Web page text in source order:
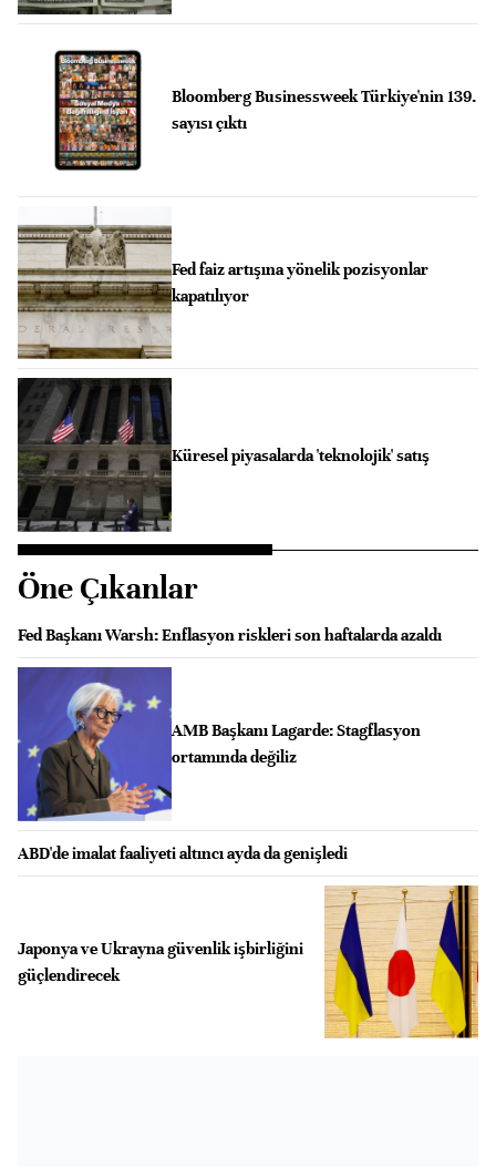
Bloomberg Businessweek Türkiye'nin 139.
sayısı çıktı
Fed faiz artışına yönelik pozisyonlar
kapatılıyor
Küresel piyasalarda 'teknolojik' satış
Öne Çıkanlar
Fed Başkanı Warsh: Enflasyon riskleri son haftalarda azaldı
AMB Başkanı Lagarde: Stagflasyon
ortamında değiliz
ABD'de imalat faaliyeti altıncı ayda da genişledi
Japonya ve Ukrayna güvenlik işbirliğini
güçlendirecek